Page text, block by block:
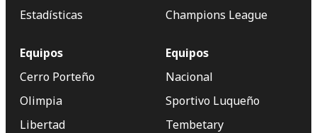
Estadísticas
Champions League
Equipos
Cerro Porteño
Olimpia
Libertad
Equipos
Nacional
Sportivo Luqueño
Tembetary